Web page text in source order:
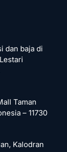
dan baja di
Taman
– 11730
Kalodran